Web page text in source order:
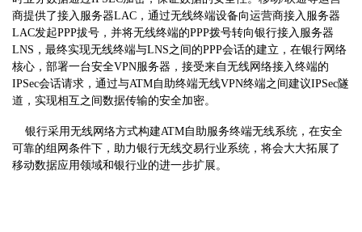
商提供了接入服务器LAC，通过无线终端设备向运营商接入服务器
LAC发起PPP拔号，并将无线终端的PPP拨号转向银行接入服务器
LNS，最终实现无线终端与LNS之间的PPP会话的建立，在银行网络
核心，部署一台安全VPN服务器，接受来自无线网络接入终端的
IPSec会话请求，通过与ATM自助终端无线VPN终端之间建议IPSec隧
道，实现相互之间数据传输的安全加密。
银行采用无线网络方式构建ATM自助服务终端无线系统，在安全
可靠的组网条件下，助力银行无线交易行业系统，将会大大拓展了
移动数据应用领域和银行业的进一步扩展。